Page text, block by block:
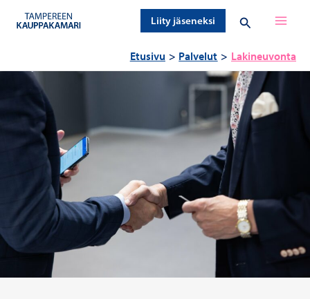
sisältöön
Liity jäseneksi Hae
Etusivu Palvelut Lakineuvonta